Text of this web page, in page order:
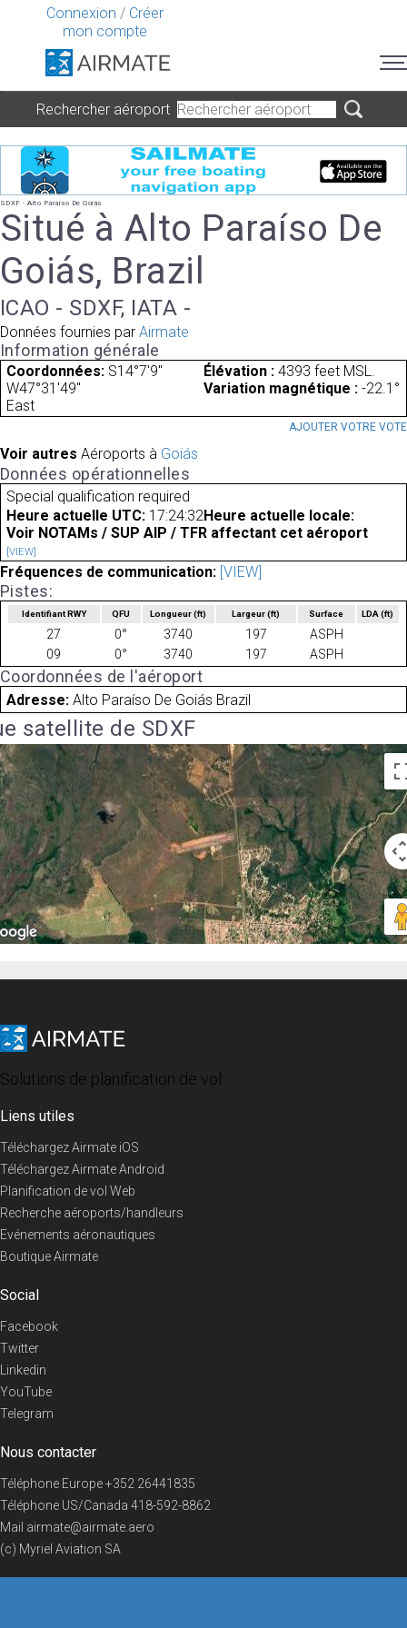
Connexion / Créer
mon compte
Rechercher aéroport
SDXF - Alto Paraíso De Goiás
Situé à Alto Paraíso De
Goiás, Brazil
ICAO - SDXF, IATA -
Données fournies par Airmate
Information générale
Coordonnées: S14°7'9"
W47°31'49"
Élévation : 4393 feet MSL.
Variation magnétique : -22.1°
East
AJOUTER VOTRE VOTE
Voir autres Aéroports à Goiás
Données opérationnelles
Special qualification required
Heure actuelle UTC: 17:24:32Heure actuelle locale:
Voir NOTAMs / SUP AIP / TFR affectant cet aéroport
[VIEW]
Fréquences de communication: [VIEW]
Pistes:
Identifiant RWY QFU Longueur(ft) Largeur(ft) Surface LDA(ft)
27 0° 3740 197
ASPH
09
0° 3740 197 ASPH
Coordonnées de l'aéroport
Adresse: Alto Paraíso De Goiás Brazil
satellite de SDXF
Solutions de planification de vol
Liens utiles
Téléchargez Airmate iOS
Téléchargez Airmate Android
Planification de vol Web
Recherche aéroports/handleurs
Evénements aéronautiques
Boutique Airmate
Social
Facebook
Twitter
Linkedin
YouTube
Telegram
Nous contacter
Téléphone Europe+352 26441835
Téléphone US/Canada 418-592-8862
Mail airmate@airmate.aero
(c) Myriel Aviation SA